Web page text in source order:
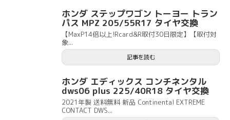
ホンダ ステップワゴン トーヨー トラン
パス MPZ 205/55R17 タイヤ交換
【MaxP14倍以上!Rcard&R取付30日限定】【取付対
象...
記事を読む
ホンダ エディックス コンチネンタル
dws06 plus 225/40R18 タイヤ交換
2021年製 送料無料 新品 Continental EXTREME
CONTACT DWS...